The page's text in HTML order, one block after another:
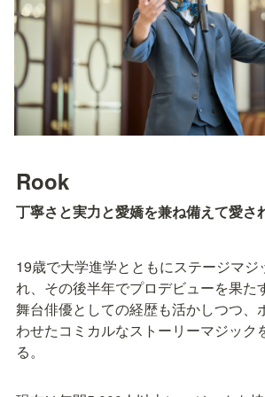
Rook
丁寧さと実力と愛嬌を兼ね備えて愛さ
19歳で大学進学とともにステージマジ
れ、その後半年でプロデビューを果た
舞台俳優としての経歴も活かしつつ、
わせたコミカルなストーリーマジック
る。